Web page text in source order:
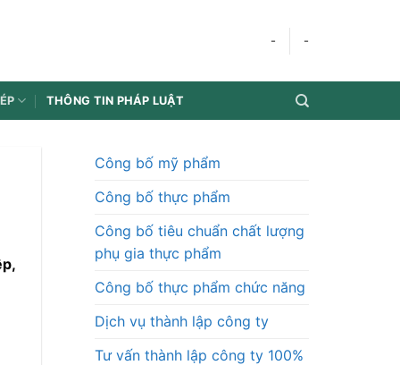
- -
THÔNG TIN PHÁP LUẬT
Công bố mỹ phẩm
Công bố thực phẩm
Công bố tiêu chuẩn chất lượng
phụ gia thực phẩm
Công bố thực phẩm chức năng
Dịch vụ thành lập công ty
Tư vấn thành lập công ty 100%